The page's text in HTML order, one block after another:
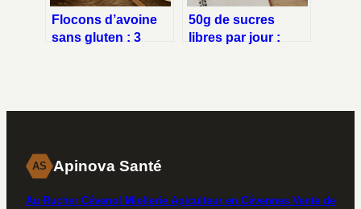
Flocons d’avoine
sans gluten : 3
50g de sucres
libres par jour :
AS Apinova Santé
Au Rucher Cévenol Miellerie Apiculteur en Cévennes Vente de